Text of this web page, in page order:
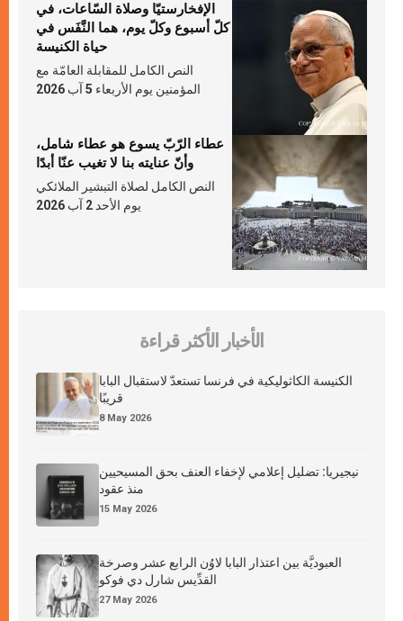
الإفخارستيّا وصلاة السّاعات، في
كلّ أسبوع وكلّ يوم، هما النَّفَس في
حياة الكنيسة
النص الكامل للمقابلة العامّة مع
المؤمنين يوم الأربعاء 5 آب 2026
عطاء الرّبّ يسوع هو عطاء شامل،
وأنّ عنايته بنا لا تغيب عنّا أبدًا
النص الكامل لصلاة التبشير الملائكي
يوم الأحد 2 آب 2026
الأخبار الأكثر قراءة
الكنيسة الكاثوليكية في فرنسا تستعدّ لاستقبال البابا
قريبًا
8 May 2026
نيجيريا: تضليل إعلامي لإخفاء العنف بحق المسيحيين
منذ عقود
15 May 2026
العبوديَّة بين اعتذار البابا لاوُن الرابع عشر وصرخة
القدِّيس شارل دي فوكو
27 May 2026